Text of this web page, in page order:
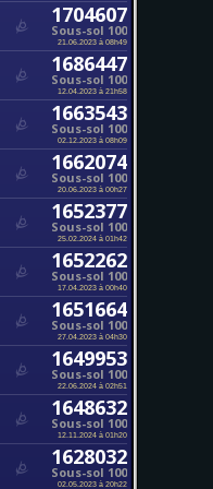
1704607
Sous-sol 100
21.06.2023 à 08h49
1686447
Sous-sol 100
12.04.2023 à 21h58
1663543
Sous-sol 100
02.12.2023 à 08h09
1662074
Sous-sol 100
20.06.2023 à 00h27
1652377
Sous-sol 100
25.02.2024 à 01h42
1652262
Sous-sol 100
17.04.2023 à 00h40
1651664
Sous-sol 100
27.04.2023 à 04h30
1649953
Sous-sol 100
22.06.2024 à 02h51
1648632
Sous-sol 100
12.11.2024 à 01h20
1628032
Sous-sol 100
02.05.2023 à 20h22